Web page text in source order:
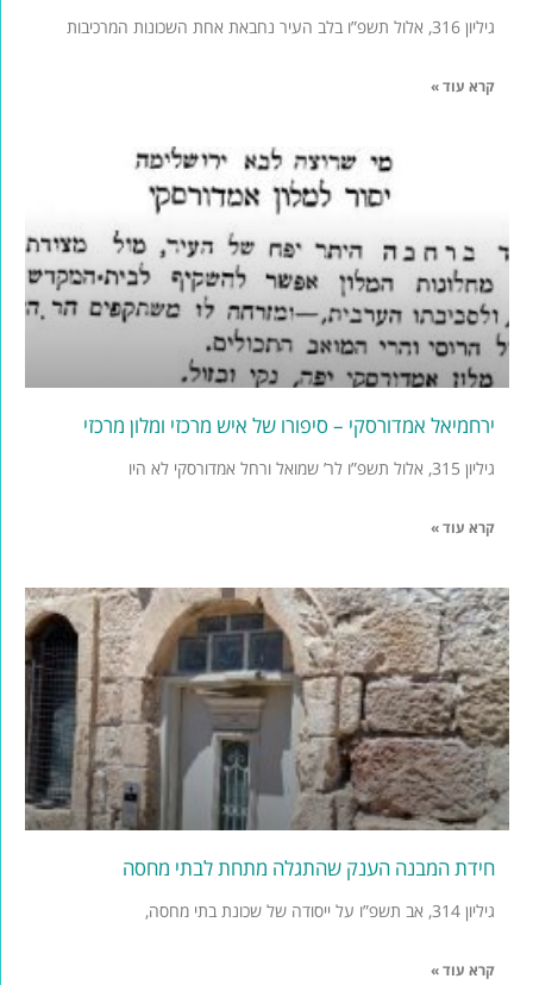
גיליון 316, אלול תשפ”ו בלב העיר נחבאת אחת השכונות המרכיבות
קרא עוד »
ירחמיאל אמדורסקי – סיפורו של איש מרכזי ומלון מרכזי
גיליון 315, אלול תשפ”ו לר’ שמואל ורחל אמדורסקי לא היו
קרא עוד »
חידת המבנה הענק שהתגלה מתחת לבתי מחסה
גיליון 314, אב תשפ”ו על ייסודה של שכונת בתי מחסה,
קרא עוד »